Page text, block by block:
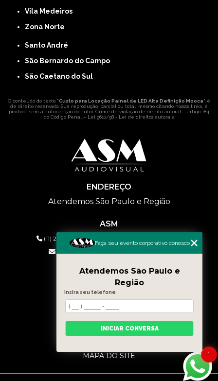
Vila Medeiros
Zona Norte
Santo André
São Bernardo do Campo
São Caetano do Sul
O conteúdo do texto "Custo para Locação Painel de LED Alta Definição Mooca" é
de direito reservado. Sua reprodução, parcial ou total, mesmo citando nossos links, é
proibida sem a autorização do autor. Crime de violação de direito autoral – artigo 184
do Código Penal – Lei 9610/98 - Lei de direitos autorais.
ENDEREÇO
Atendemos São Paulo e Região
ASM
(11) 2626-2019 (11) 99577-9954
eventos@asmaudiovisual.com.br
MENU
HOME
QUEM SOMOS
SERVIÇOS
CONTATO
BLOG
MAPA DO SITE
1
Faça seu evento corporativo conosco
Atendemos São Paulo e
Região
Insira seu telefone
INICIAR CONVERSA